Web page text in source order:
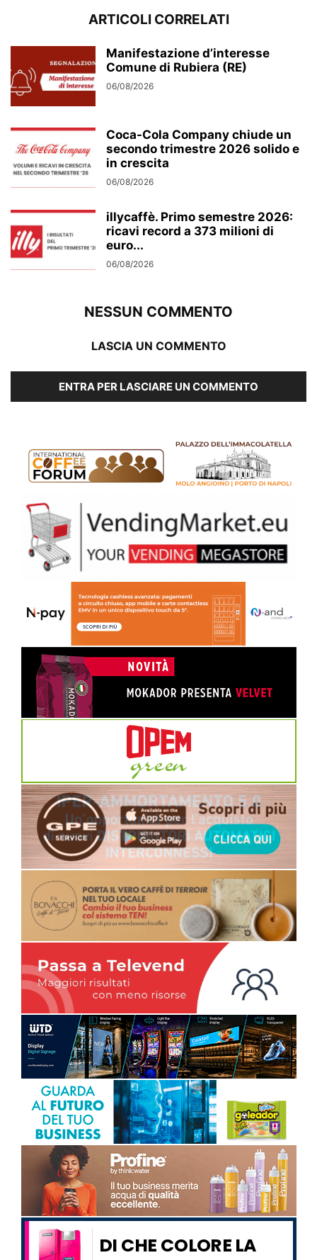
ARTICOLI CORRELATI
Manifestazione d’interesse
Comune di Rubiera (RE)
06/08/2026
Coca-Cola Company chiude un
secondo trimestre 2026 solido e
in crescita
06/08/2026
illycaffè. Primo semestre 2026:
ricavi record a 373 milioni di
euro...
06/08/2026
NESSUN COMMENTO
LASCIA UN COMMENTO
ENTRA PER LASCIARE UN COMMENTO